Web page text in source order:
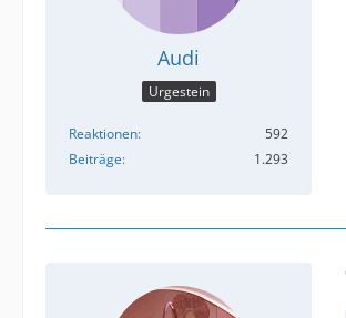
Audi
Urgestein
Reaktionen
592
Beiträge
1.293